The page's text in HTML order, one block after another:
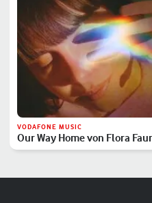
VODAFONE MUSIC
Our Way Home von Flora
Vodafone-Kampagne